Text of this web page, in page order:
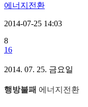
에너지전환
2014-07-25 14:03
8
16
2014. 07. 25. 금요일
행방불패 에너지전환